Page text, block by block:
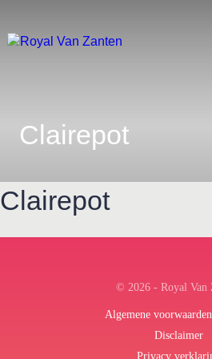
Clairepot
Clairepot
© 2026 - Royal Van
Algemene
Disclaimer
Privacy